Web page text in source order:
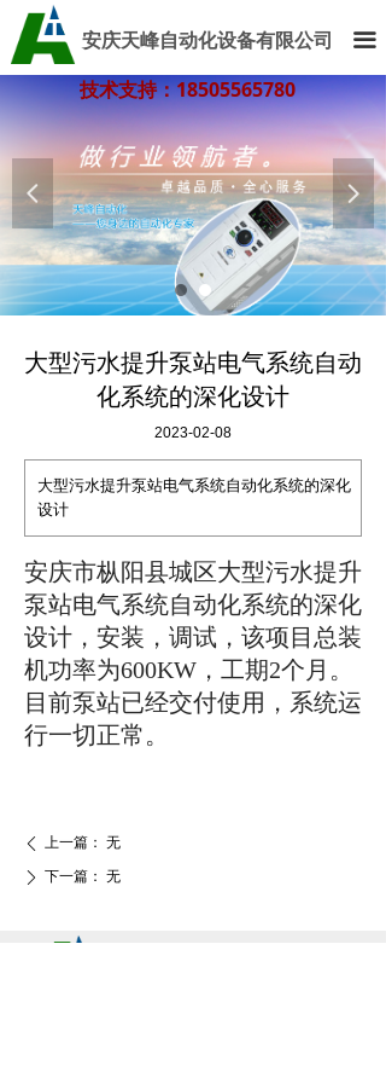
安庆天峰自动化设备有限公司 끀
技术支持：18505565780
技术支持：18505565780
넳 넲
大型污水提升泵站电气系统自动
化系统的深化设计
安庆市枞阳县城区大型污水提升
泵站电气系统自动化系统的深化
设计，安装，调试，该项目总装
机功率为600KW，工期2个月。
目前泵站已经交付使用，系统运
行一切正常。
2023-02-08
大型污水提升泵站电气系统自动化系统的深化
设计
ꄴ 上一篇： 无
ꄲ 下一篇： 无